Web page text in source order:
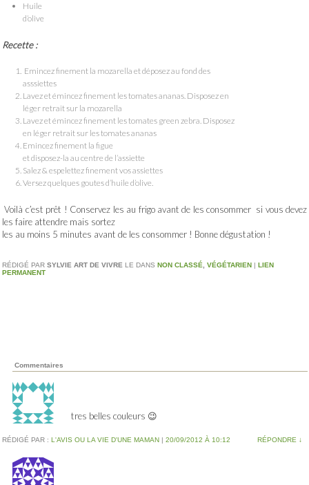
Huile
d’olive
Recette :
Emincez finement la mozarella et déposez au fond des
asssiettes
Lavez et émincez finement les tomates ananas. Disposez en
léger retrait sur la mozarella
Lavez et émincez finement les tomates green zebra. Disposez
en léger retrait sur les tomates ananas
Emincez finement la figue
et disposez-la au centre de l’assiette
Salez & espelettez finement vos assiettes
Versez quelques goutes d’huile d’olive.
Voilà c’est prêt ! Conservez les au frigo avant de les consommer si vous devez
les faire attendre mais sortez
les au moins 5 minutes avant de les consommer ! Bonne dégustation !
RÉDIGÉ PAR SYLVIE ART DE VIVRE LE DANS NON CLASSÉ, VÉGÉTARIEN | LIEN
PERMANENT
Commentaires
tres belles couleurs 😉
RÉDIGÉ PAR : L'AVIS OU LA VIE D'UNE MAMAN | 20/09/2012 À 10:12 RÉPONDRE ↓